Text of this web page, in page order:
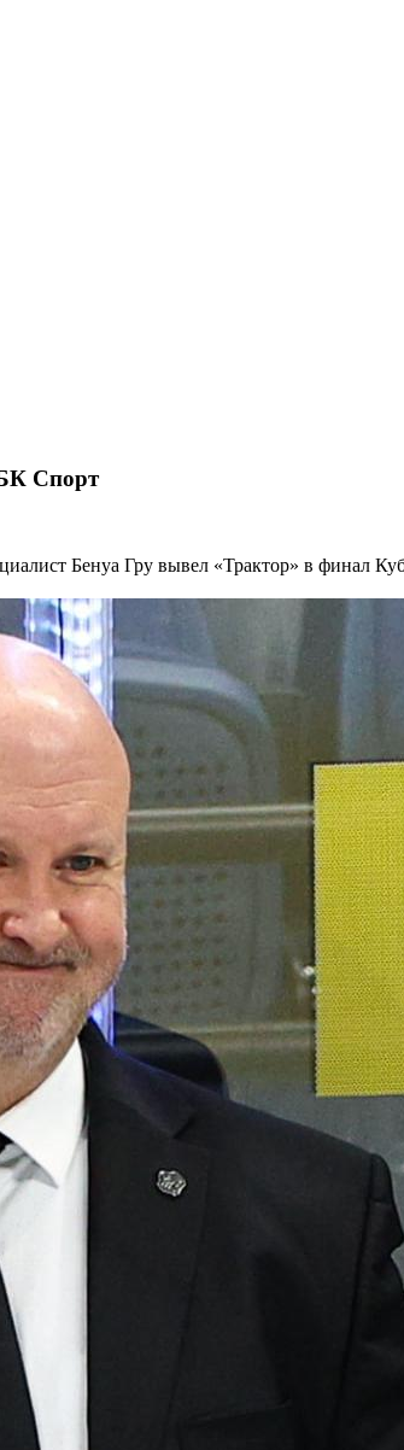
Спорт
Бенуа Гру вывел «Трактор» в финал